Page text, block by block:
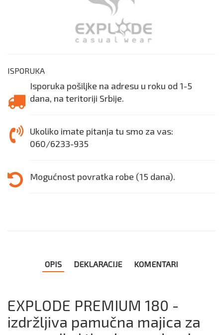
ISPORUKA
Isporuka pošiljke na adresu u roku od 1-5
dana, na teritoriji Srbije.
Ukoliko imate pitanja tu smo za vas:
060/6233-935
Mogućnost povratka robe (15 dana).
OPIS DEKLARACIJE KOMENTARI
EXPLODE PREMIUM 180 -
izdržljiva pamučna majica za